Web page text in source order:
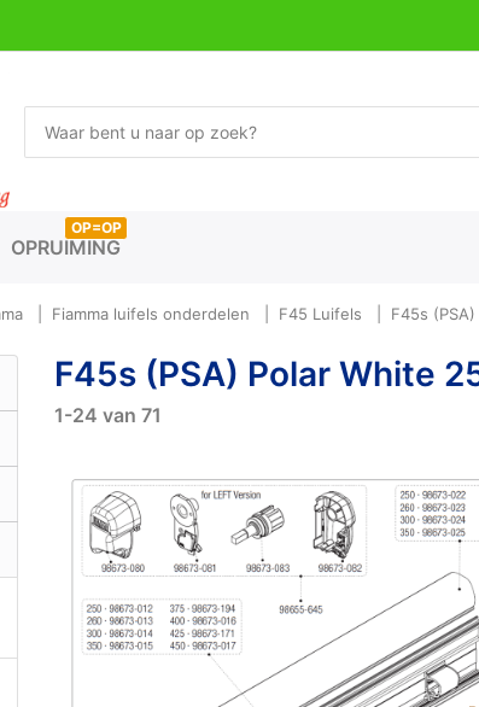
OPRUIMING
OP=OP
Fiamma luifels onderdelen F45 Luifels F45s
F45s (PSA) Polar White
1-24 van 71